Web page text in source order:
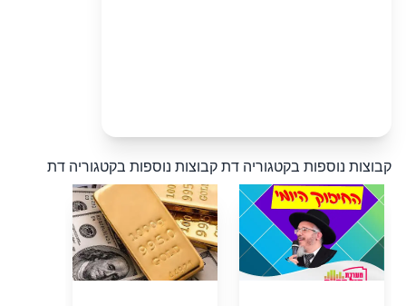
קבוצות נוספות בקטגוריה דתקבוצות נוספות בקטגוריה דת